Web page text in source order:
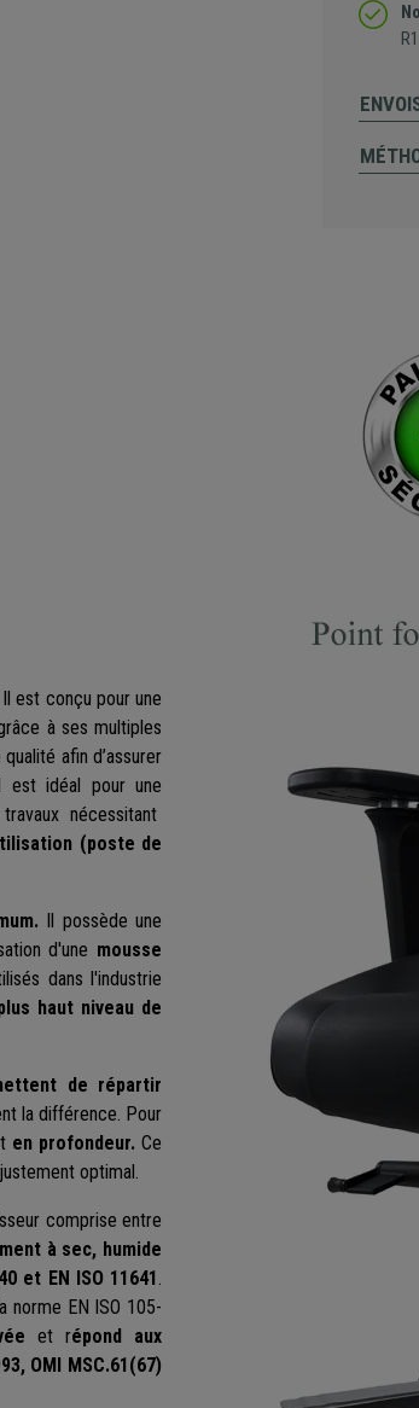
Il est conçu pour une
à ses multiples
afin d’assurer
est idéal pour une
nécessitant
(poste de
Il possède une
d'une mousse
dans l'industrie
haut niveau de
de répartir
la différence. Pour
en profondeur. Ce
optimal.
comprise entre
à sec, humide
et EN ISO 11641.
norme EN ISO 105-
et répond aux
OMI MSC.61(67)